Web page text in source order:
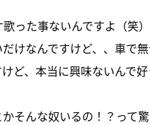
った事ないんですよ（笑
けなんですけど、、車で
ど、本当に興味ないんで
そんな奴いるの！？って